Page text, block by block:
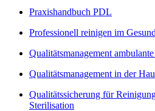
Praxishandbuch PDL
Professionell reinigen im
Qualitätsmanagement
Qualitätsmanagement in der
Qualitätssicherung für
Sterilisation